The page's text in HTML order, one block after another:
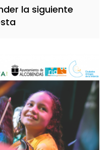
la siguiente